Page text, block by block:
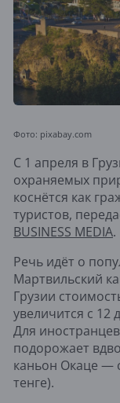
Фото: pixabay.com
С 1 апреля в
охраняемых
коснётся как
туристов,
BUSINESS MEDIA.
Речь идёт о
Мартвильский
Грузии
увеличится с 12
Для
подорожает
каньон Окаце —
тенге).